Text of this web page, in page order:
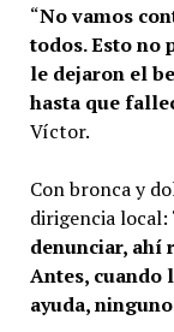
“No vamos
todos. Esto no
le dejaron el
hasta que
Víctor.
Con bronca y
dirigencia local:
denunciar, ahí
Antes, cuando
ayuda,